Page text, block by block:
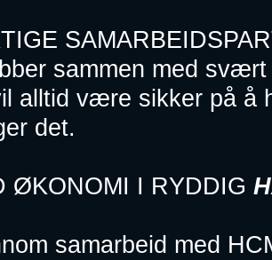
sammen med
alltid være sikker på å
det.
ØKONOMI I RYDDIG
samarbeid med